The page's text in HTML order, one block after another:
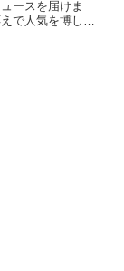
ースを届けま
で人気を博した